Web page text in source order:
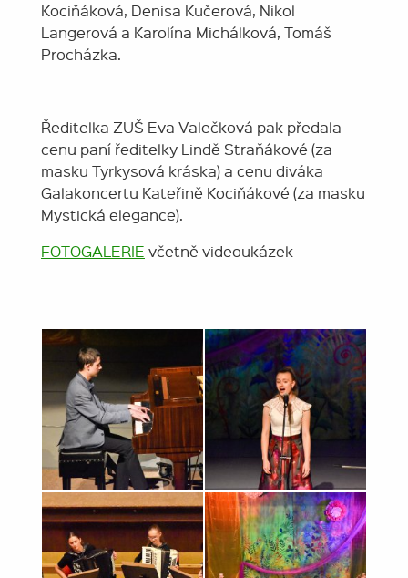
Kociňáková, Denisa Kučerová, Nikol
Langerová a Karolína Michálková, Tomáš
Procházka.
Ředitelka ZUŠ Eva Valečková pak předala
cenu paní ředitelky Lindě Straňákové (za
masku Tyrkysová kráska) a cenu diváka
Galakoncertu Kateřině Kociňákové (za masku
Mystická elegance).
FOTOGALERIE včetně videoukázek